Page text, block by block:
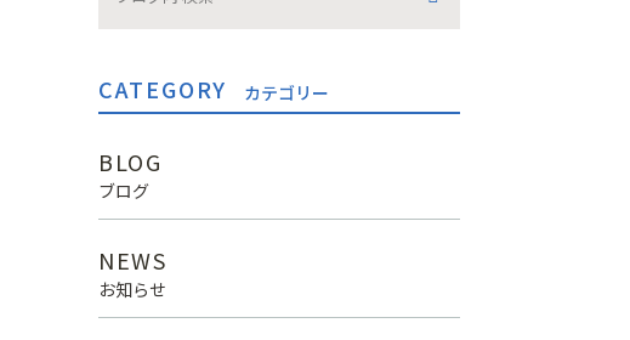
CATEGORY カテゴリー
BLOG
ブログ
NEWS
お知らせ